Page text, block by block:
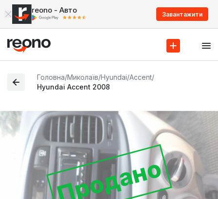
reono - Авто Завантажити
Головна/Миколаїв/Hyundai/Accent/
Hyundai Accent 2008
Продано